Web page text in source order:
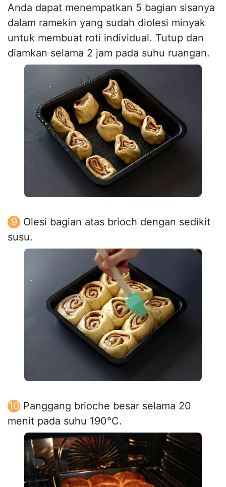
Anda dapat menempatkan 5 bagian sisanya
dalam ramekin yang sudah diolesi minyak
untuk membuat roti individual. Tutup dan
diamkan selama 2 jam pada suhu ruangan.
Olesi bagian atas brioch dengan sedikit
susu.
Panggang brioche besar selama 20
menit pada suhu 190°C.